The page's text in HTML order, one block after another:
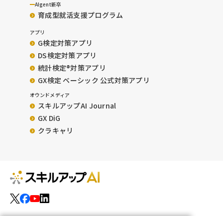
AIgent新卒
育成型就活支援プログラム
アプリ
G検定対策アプリ
DS検定対策アプリ
統計検定®︎対策アプリ
GX検定 ベーシック 公式対策アプリ
オウンドメディア
スキルアップAI Journal
GX DiG
クラキャリ